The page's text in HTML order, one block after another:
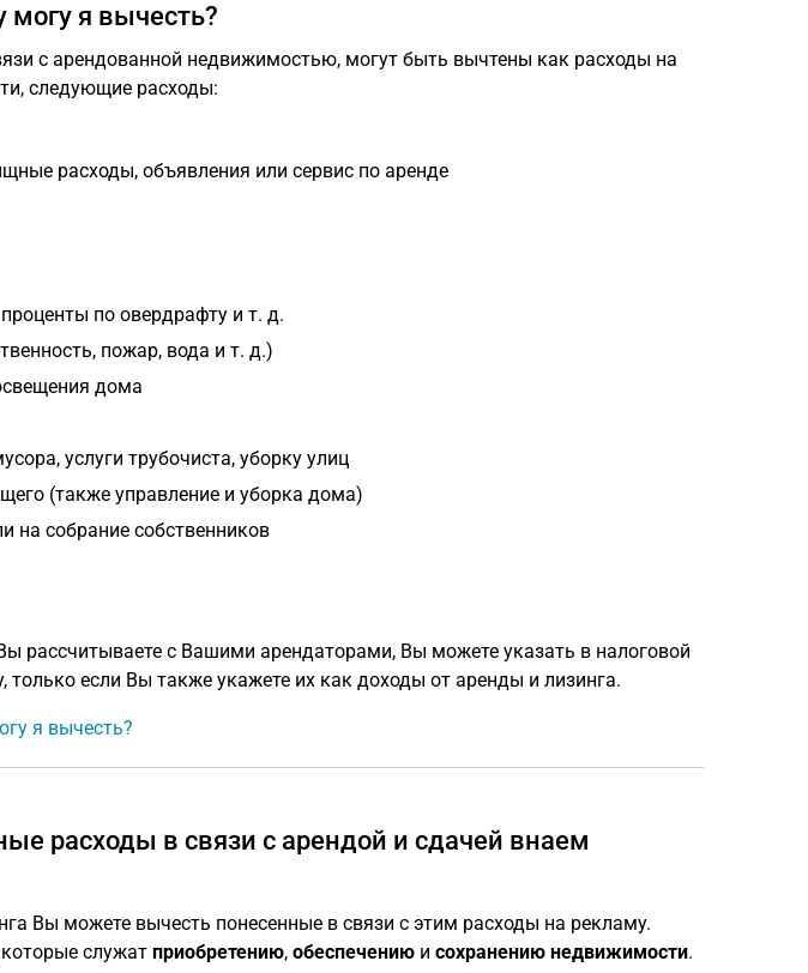
могу я вычесть?
с арендованной недвижимостью, могут быть вычтены как расходы на
следующие расходы:
расходы, объявления или сервис по аренде
по овердрафту и т. д.
пожар, вода и т. д.)
дома
услуги трубочиста, уборку улиц
(также управление и уборка дома)
на собрание собственников
рассчитываете с Вашими арендаторами, Вы можете указать в налоговой
если Вы также укажете их как доходы от аренды и лизинга.
я вычесть?
расходы в связи с арендой и сдачей внаем
Вы можете вычесть понесенные в связи с этим расходы на рекламу.
служат приобретению, обеспечениюи сохранению недвижимости.